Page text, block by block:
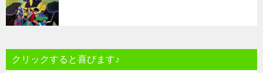
クリックすると喜びます♪